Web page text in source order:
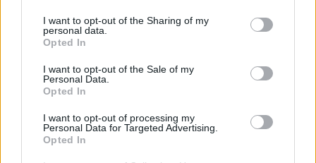
I want to opt-out of the Sharing of my
personal data.
Opted In
I want to opt-out of the Sale of my
Personal Data.
Opted In
I want to opt-out of processing my
Personal Data for Targeted Advertising.
Opted In
Az előfizetés a következőket tartalmazza:
Portfolio.hu teljes cikkarchívum
Kötéslisták: BÉT elmúlt 2 év napon belüli
kötéslistái
Előfizetés